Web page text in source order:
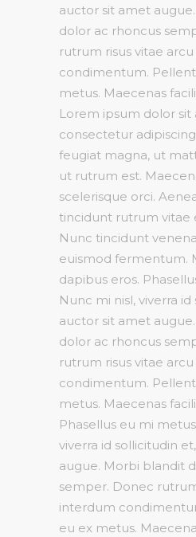
auctor sit amet
dolor ac rhoncus
rutrum risus vitae
condimentum.
metus. Maecenas
Lorem ipsum dolor sit
consectetur
feugiat magna, ut
ut rutrum est.
scelerisque orci.
tincidunt rutrum vitae
Nunc tincidunt
euismod fermentum.
dapibus eros.
Nunc mi nisl, viverra
auctor sit amet
dolor ac rhoncus
rutrum risus vitae
condimentum.
metus. Maecenas
Phasellus eu mi
viverra id sollicitudin
augue. Morbi blandit
semper. Donec
interdum
eu ex metus.